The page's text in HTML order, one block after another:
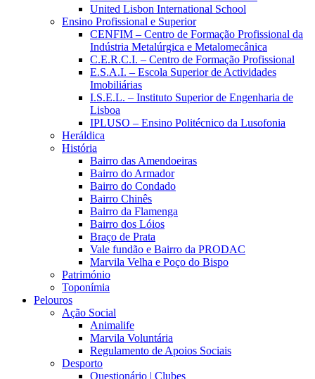
United Lisbon International School
Ensino Profissional e Superior
CENFIM – Centro de Formação Profissional da
Indústria Metalúrgica e Metalomecânica
C.E.R.C.I. – Centro de Formação Profissional
E.S.A.I. – Escola Superior de Actividades
Imobiliárias
I.S.E.L. – Instituto Superior de Engenharia de
Lisboa
IPLUSO – Ensino Politécnico da Lusofonia
Heráldica
História
Bairro das Amendoeiras
Bairro do Armador
Bairro do Condado
Bairro Chinês
Bairro da Flamenga
Bairro dos Lóios
Braço de Prata
Vale fundão e Bairro da PRODAC
Marvila Velha e Poço do Bispo
Património
Toponímia
Pelouros
Ação Social
Animalife
Marvila Voluntária
Regulamento de Apoios Sociais
Desporto
Questionário | Clubes